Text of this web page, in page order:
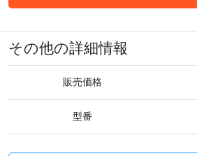
その他の詳細情報
販売価格
型番